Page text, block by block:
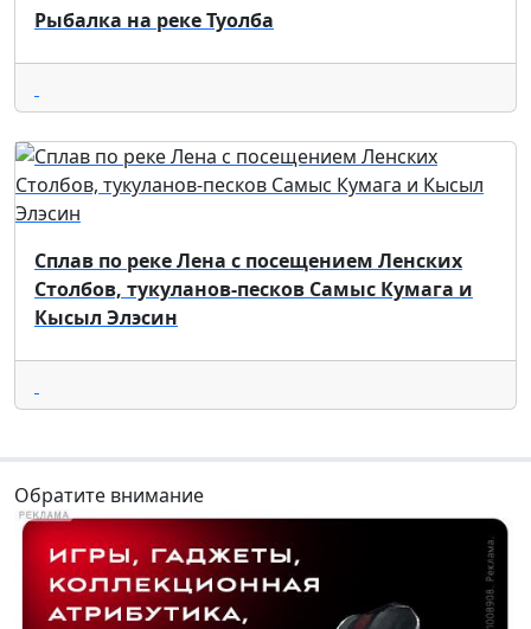
Рыбалка на реке Туолба
Сплав по реке Лена с посещением Ленских
Столбов, тукуланов-песков Самыс Кумага и
Кысыл Элэсин
Обратите внимание